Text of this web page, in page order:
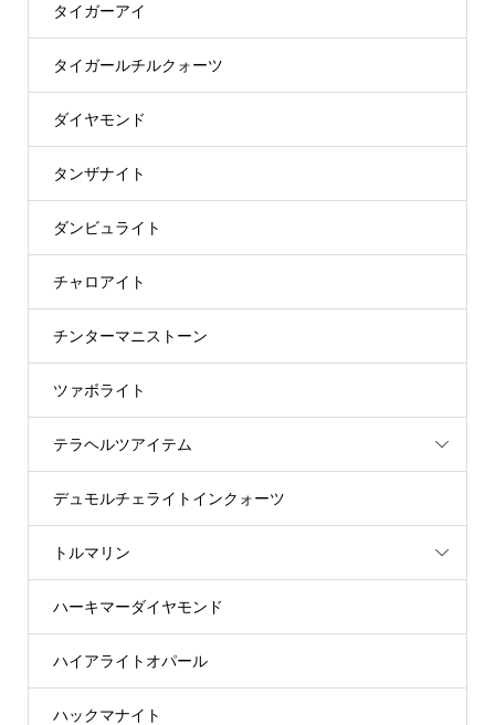
タイガーアイ
タイガールチルクォーツ
ダイヤモンド
タンザナイト
ダンビュライト
チャロアイト
チンターマニストーン
ツァボライト
テラヘルツアイテム
デュモルチェライトインクォーツ
トルマリン
ハーキマーダイヤモンド
ハイアライトオパール
ハックマナイト